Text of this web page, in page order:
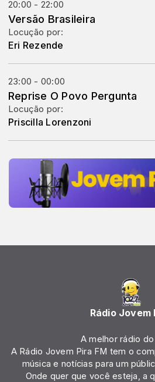
20:00 - 22:00
Versão Brasileira
Locução por:
Eri Rezende
23:00 - 00:00
Reprise O Povo Pergunta
Locução por:
Priscilla Lorenzoni
Rádio Jovem
A melhor rádio
A Rádio Jovem Pira FM tem o
música e notícias para um
Onde quer que você esteja, a